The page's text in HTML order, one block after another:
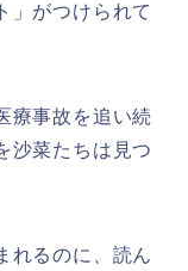
」がつけられて
療事故を追い続
沙菜たちは見つ
れるのに、読ん